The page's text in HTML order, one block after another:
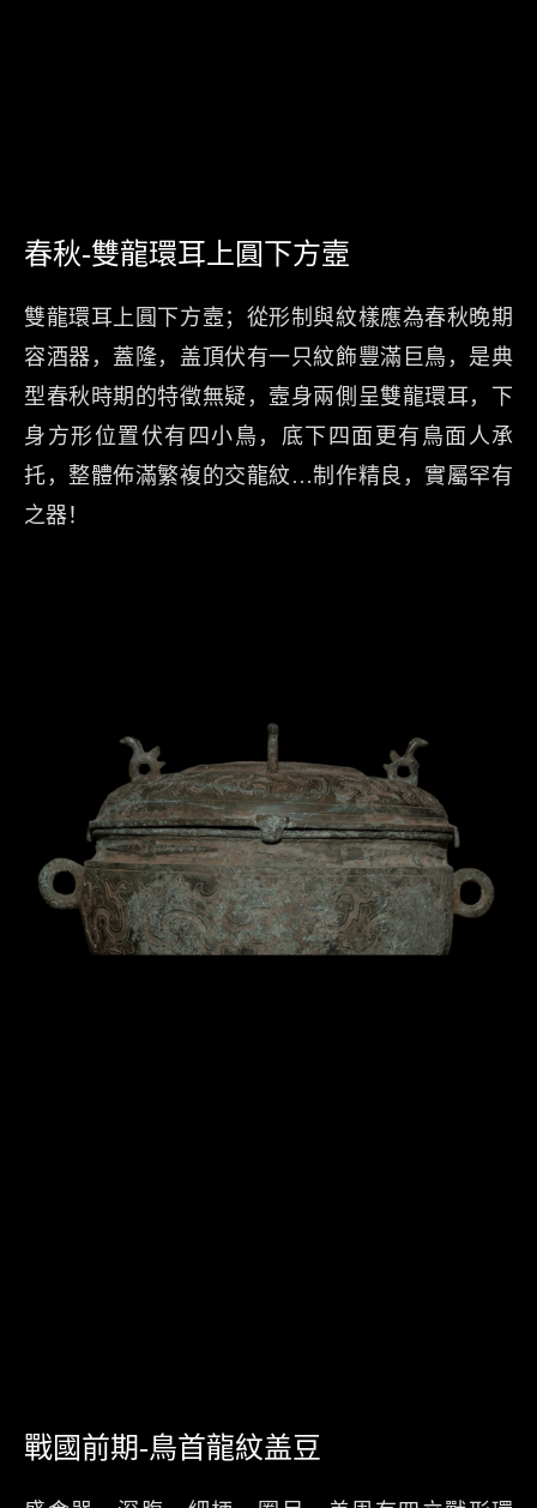
春秋-雙龍環耳上圓下方壼
雙龍環耳上圓下方壼；從形制與紋樣應為春秋晚期
容酒器，蓋隆，盖頂伏有一只紋飾豐滿巨鳥，是典
型春秋時期的特徵無疑，壼身兩側呈雙龍環耳，下
身方形位置伏有四小鳥，底下四面更有鳥面人承
托，整體佈滿繁複的交龍紋…制作精良，實屬罕有
之器！
戰國前期-鳥首龍紋盖豆